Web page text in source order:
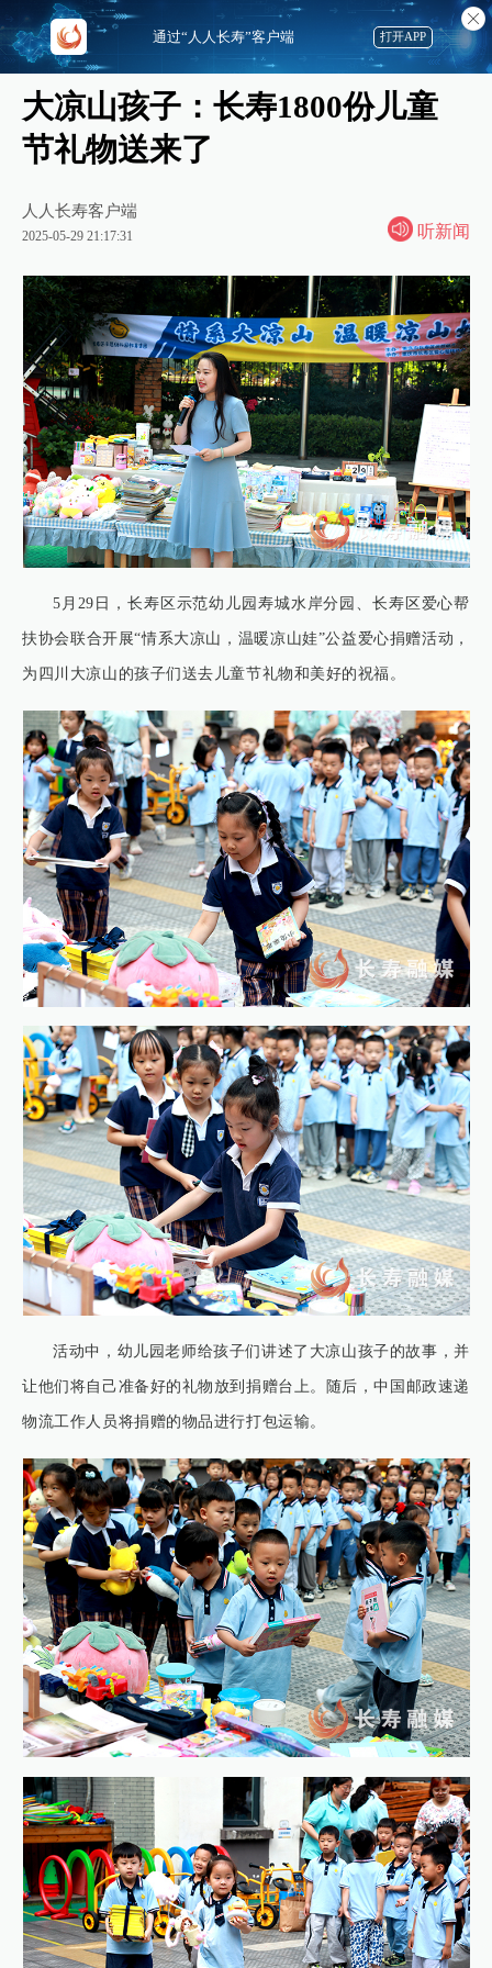
大凉山孩子：长寿1800份儿童
节礼物送来了
人人长寿客户端
2025-05-29 21:17:31 听新闻
5月29日，长寿区示范幼儿园寿城水岸分园、长寿区爱心帮
扶协会联合开展“情系大凉山，温暖凉山娃”公益爱心捐赠活动，
为四川大凉山的孩子们送去儿童节礼物和美好的祝福。
活动中，幼儿园老师给孩子们讲述了大凉山孩子的故事，并
让他们将自己准备好的礼物放到捐赠台上。随后，中国邮政速递
物流工作人员将捐赠的物品进行打包运输。
通过“人人长寿”客户端 打开APP